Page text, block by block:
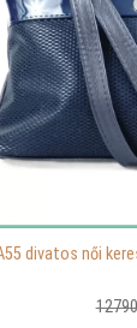
divatos női